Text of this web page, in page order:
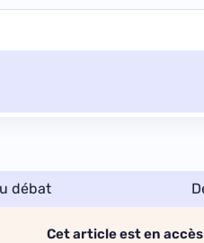
débat
Cet article est en